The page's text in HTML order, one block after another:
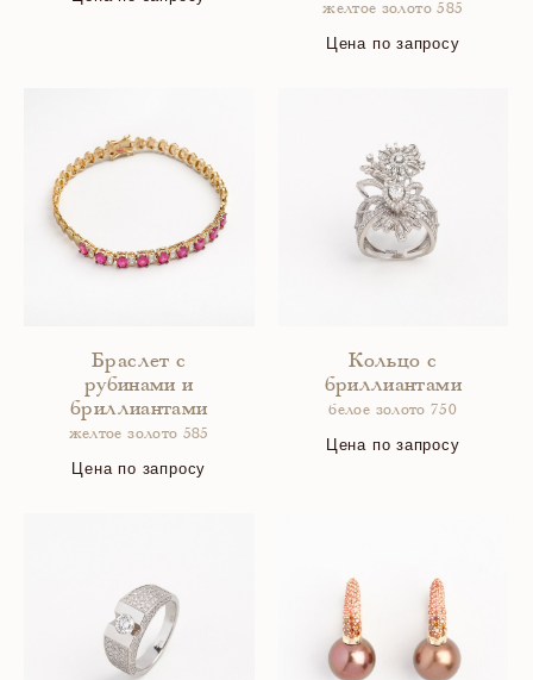
желтое золото 585
Цена по запросу
Браслет с
рубинами и
бриллиантами
желтое золото 585
Цена по запросу
Кольцо с
бриллиантами
белое золото 750
Цена по запросу